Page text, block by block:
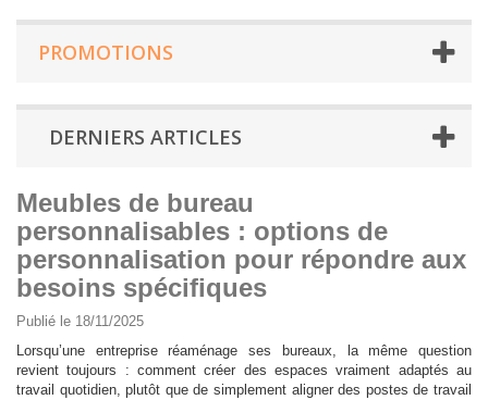
PROMOTIONS
DERNIERS ARTICLES
Meubles de bureau
personnalisables : options de
personnalisation pour répondre aux
besoins spécifiques
Publié le 18/11/2025
Lorsqu’une entreprise réaménage ses bureaux, la même question
revient toujours : comment créer des espaces vraiment adaptés au
travail quotidien, plutôt que de simplement aligner des postes de travail